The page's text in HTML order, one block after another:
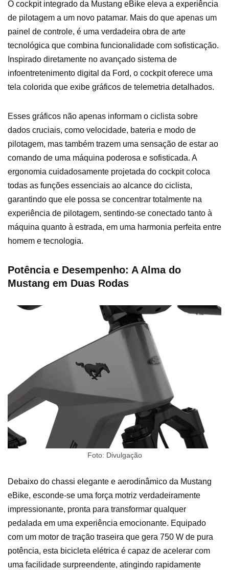
O cockpit integrado da Mustang eBike eleva a experiência
de pilotagem a um novo patamar. Mais do que apenas um
painel de controle, é uma verdadeira obra de arte
tecnológica que combina funcionalidade com sofisticação.
Inspirado diretamente no avançado sistema de
infoentretenimento digital da Ford, o cockpit oferece uma
tela colorida que exibe gráficos de telemetria detalhados.
Esses gráficos não apenas informam o ciclista sobre
dados cruciais, como velocidade, bateria e modo de
pilotagem, mas também trazem uma sensação de estar ao
comando de uma máquina poderosa e sofisticada. A
ergonomia cuidadosamente projetada do cockpit coloca
todas as funções essenciais ao alcance do ciclista,
garantindo que ele possa se concentrar totalmente na
experiência de pilotagem, sentindo-se conectado tanto à
máquina quanto à estrada, em uma harmonia perfeita entre
homem e tecnologia.
Potência e Desempenho: A Alma do
Mustang em Duas Rodas
Foto: Divulgação
Debaixo do chassi elegante e aerodinâmico da Mustang
eBike, esconde-se uma força motriz verdadeiramente
impressionante, pronta para transformar qualquer
pedalada em uma experiência emocionante. Equipado
com um motor de tração traseira que gera 750 W de pura
potência, esta bicicleta elétrica é capaz de acelerar com
uma facilidade surpreendente, atingindo rapidamente